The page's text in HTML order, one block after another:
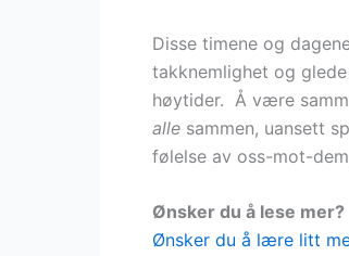
Disse timene og
takknemlighet og
høytider. Å være
alle sammen, uansett
følelse av oss-mot-
Ønsker du å lese mer?
Ønsker du å lære litt